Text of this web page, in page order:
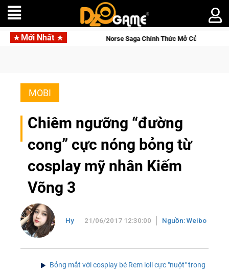
Mới Nhất
Việt Nam Từ 04 – 11/08/2026 Gia Nhập Closed Beta
MOBI
Chiêm ngưỡng “đường
cong” cực nóng bỏng từ
cosplay mỹ nhân Kiếm
Võng 3
Hy 21/06/2017 12:30:00 Nguồn: Weibo
Bỏng mắt với cosplay bé Rem loli cực "nuột" trong